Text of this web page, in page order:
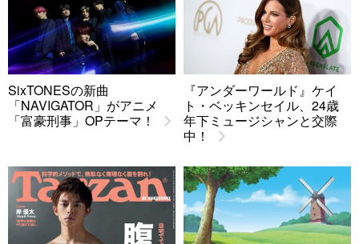
SixTONESの新曲
「NAVIGATOR」がアニメ
「富豪刑事」OPテーマ！
『アンダーワールド』ケイ
ト・ベッキンセイル、24歳
年下ミュージシャンと交際
中！